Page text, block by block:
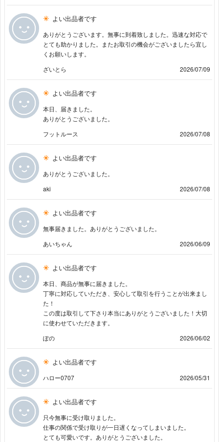
よい出品者です
ありがとうございます。無事に到着致しました。迅速な対応で
とても助かりました。またお取引の機会がございましたら宜し
くお願いします。
ざいとら
2026/07/09
よい出品者です
本日、届きました。
ありがとうございました。
フットルース
2026/07/08
よい出品者です
ありがとうございました。
aki
2026/07/08
よい出品者です
無事届きました。ありがとうございました。
あいちゃん
2026/06/09
よい出品者です
本日、商品が無事に届きました。
丁寧に対応していただき、安心して取引を行うことが出来まし
た！
この度は取引して下さり本当にありがとうございました！大切
に使わせていただきます。
ぽの
2026/06/02
よい出品者です
ハロー0707 2026/05/31
よい出品者です
只今無事に受け取りました。
仕事の関係で受け取りが一日遅くなってしまいました。
とても可愛いです。ありがとうございました。